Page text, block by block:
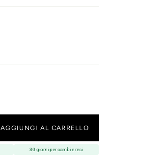
AGGIUNGI AL CARRELLO
30 giorni per cambi e resi